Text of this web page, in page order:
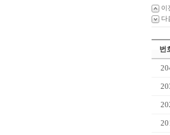
이
다
번